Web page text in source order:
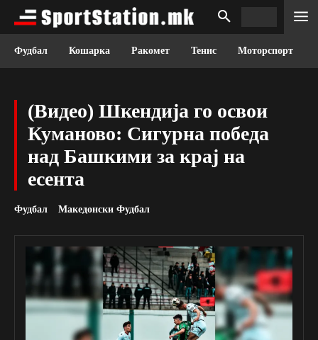
Фудбал Кошарка Ракомет Тенис Моторспорт
(Видео) Шкендија го освои
Куманово: Сигурна победа
над Башкими за крај на
есента
Фудбал Македонски Фудбал